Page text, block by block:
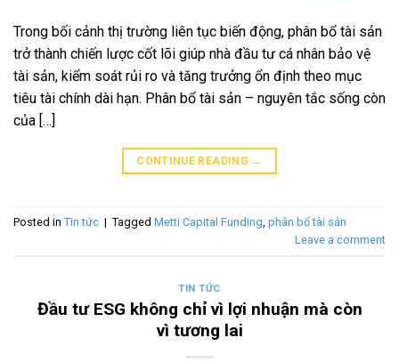
Trong bối cảnh thị trường liên tục biến động, phân bổ tài sản
trở thành chiến lược cốt lõi giúp nhà đầu tư cá nhân bảo vệ
tài sản, kiểm soát rủi ro và tăng trưởng ổn định theo mục
tiêu tài chính dài hạn. Phân bổ tài sản – nguyên tắc sống còn
của […]
CONTINUE READING →
Posted in Tin tức | Tagged Metti Capital Funding phân bổ tài sản
Leave a comment
TIN TỨC
Đầu tư ESG không chỉ vì lợi nhuận mà còn
vì tương lai